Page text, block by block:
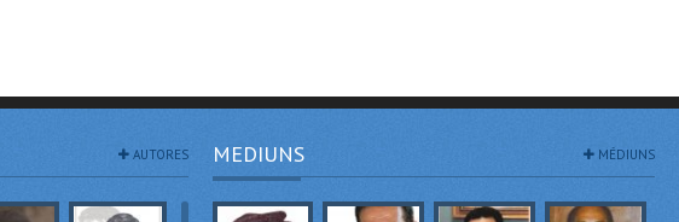
AUTORES MEDIUNS MÉDIUNS